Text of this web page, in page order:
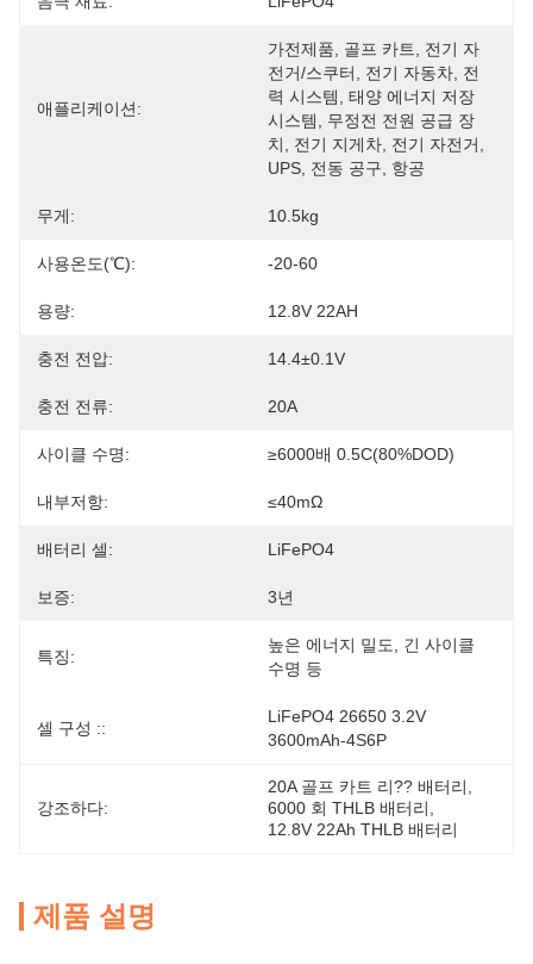
애플리케이션:
가전제품, 골프 카트, 전기 자
전거/스쿠터, 전기 자동차, 전
력 시스템, 태양 에너지 저장
시스템, 무정전 전원 공급 장
치, 전기 지게차, 전기 자전거,
UPS, 전동 공구, 항공
무게: 10.5kg
사용온도(℃): -20-60
용량: 12.8V 22AH
충전 전압: 14.4±0.1V
충전 전류: 20A
사이클 수명: ≥6000배 0.5C(80%DOD)
내부저항: ≤40mΩ
배터리 셀: LiFePO4
보증: 3년
특징:
높은 에너지 밀도, 긴 사이클
수명 등
셀 구성 ::
LiFePO4 26650 3.2V
3600mAh-4S6P
강조하다:
20A 골프 카트 리?? 배터리
6000 회 THLB 배터리
12.8V 22Ah THLB 배터리
제품 설명